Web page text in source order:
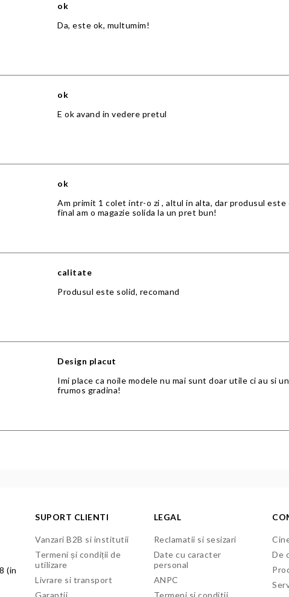
ok
Da, este ok, multumim!
ok
E ok avand in vedere pretul
ok
Am primit 1 colet intr-o zi , altul in alta, dar produsul
final am o magazie solida la un pret bun!
calitate
Produsul este solid, recomand
Design placut
Imi place ca noile modele nu mai sunt doar utile ci au si
frumos gradina!
(in
SUPORT CLIENTI
Vanzari B2B si institutii
Termeni și condiții de
utilizare
Livrare si transport
Garantii
LEGAL
Reclamatii si sesizari
Date cu caracter
personal
ANPC
Termeni si conditii
De